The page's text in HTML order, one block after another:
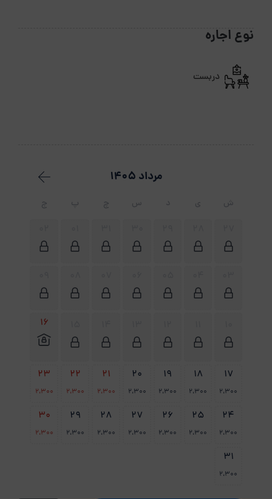
نوع اجاره
دربست
مرداد 1405
ش ی د س چ پ ج
16
17
2،300
18
2،300
19
2،300
20
2،300
21
2،300
22
2،300
23
2،300
24
2،300
25
2،300
26
2،300
27
2،300
28
2،300
29
2،300
30
2،300
31
2،300